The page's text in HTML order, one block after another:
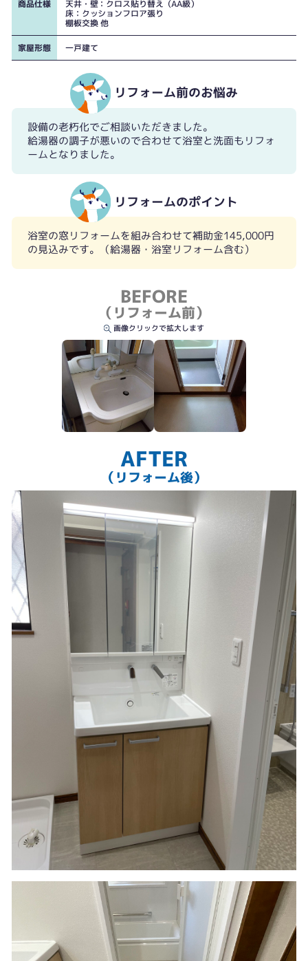
商品仕様
天井・壁：クロス貼り替え（AA級）
床：クッションフロア張り
棚板交換 他
家屋形態 一戸建て
リフォーム前のお悩み
設備の老朽化でご相談いただきました。
給湯器の調子が悪いので合わせて浴室と洗面もリフォ
ームとなりました。
リフォームのポイント
浴室の窓リフォームを組み合わせて補助金145,000円
の見込みです。（給湯器・浴室リフォーム含む）
BEFORE
（リフォーム前）
画像クリックで拡大します
AFTER
（リフォーム後）